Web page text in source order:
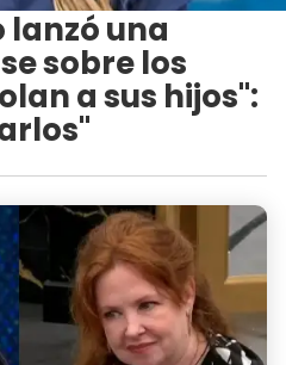
lanzó una
sobre los
a sus hijos":